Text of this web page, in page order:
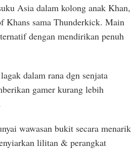
Asia dalam kolong anak Khan,
Khans sama Thunderkick. Main
dengan mendirikan penuh
dalam rana dgn senjata
gamer kurang lebih
wawasan bukit secara menarik
lilitan & perangkat